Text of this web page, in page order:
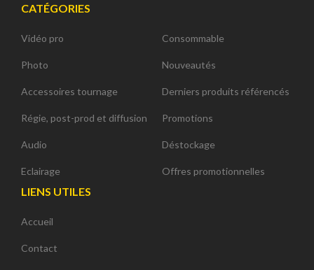
CATÉGORIES
Vidéo pro
Photo
Accessoires tournage
Régie, post-prod et diffusion
Audio
Eclairage
Consommable
Nouveautés
Derniers produits référencés
Promotions
Déstockage
Offres promotionnelles
LIENS UTILES
Accueil
Contact